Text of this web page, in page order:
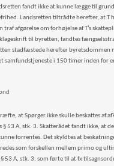
fandt ikke at kunne lægge til
Landsretten tiltrådte herefter, at
traf afgørelse om forhøjelse af T’s
til byretten, fandtes
stadfæstede herefter
samfundstjeneste i 150 timer inden for
at Spørger ikke skulle beskattes af
§ 53 A, stk. 3. Skatterådet fandt ikke, at
forrentes. Det skyldtes at
som forskellen mellem primo og
53 A, stk. 3, som førte til at fx